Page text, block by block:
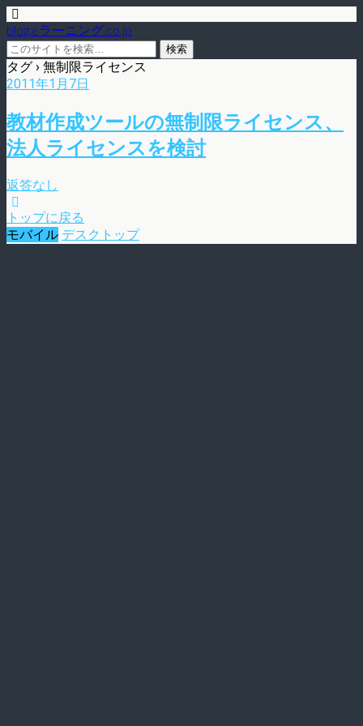
blog.eラーニング.co.jp
タグ › 無制限ライセンス
2011年1月7日
教材作成ツールの無制限ライセンス、
法人ライセンスを検討
返答なし
トップに戻る
モバイル デスクトップ